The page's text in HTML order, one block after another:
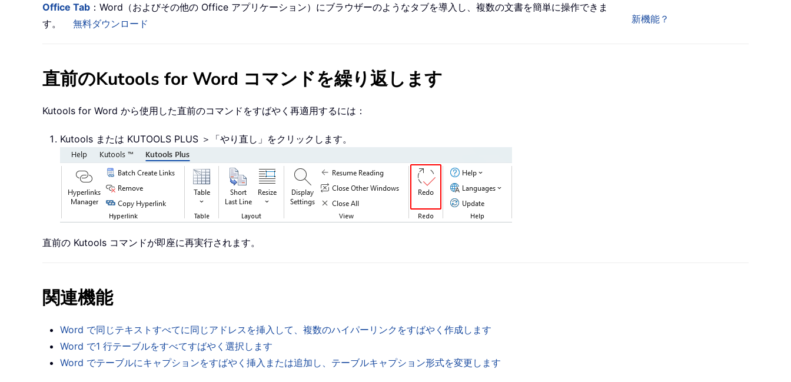
新機能？
Office Tab ：Word（およびその他の Office アプリケーション）にブラウザーのようなタブを導入し、複数の文書を簡単に操作できま
す。
無料ダウンロード
直前のKutools for Word コマンドを繰り返します
Kutools for Word から使用した直前のコマンドをすばやく再適用するには：
Kutools または KUTOOLS PLUS ＞「やり直し」をクリックします。
直前の Kutools コマンドが即座に再実行されます。
関連機能
Word で同じテキストすべてに同じアドレスを挿入して、複数のハイパーリンクをすばやく作成します
Word で1 行テーブルをすべてすばやく選択します
Word でテーブルにキャプションをすばやく挿入または追加し、テーブルキャプション形式を変更します